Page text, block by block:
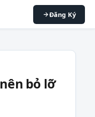
Đăng Ký
bỏ lỡ